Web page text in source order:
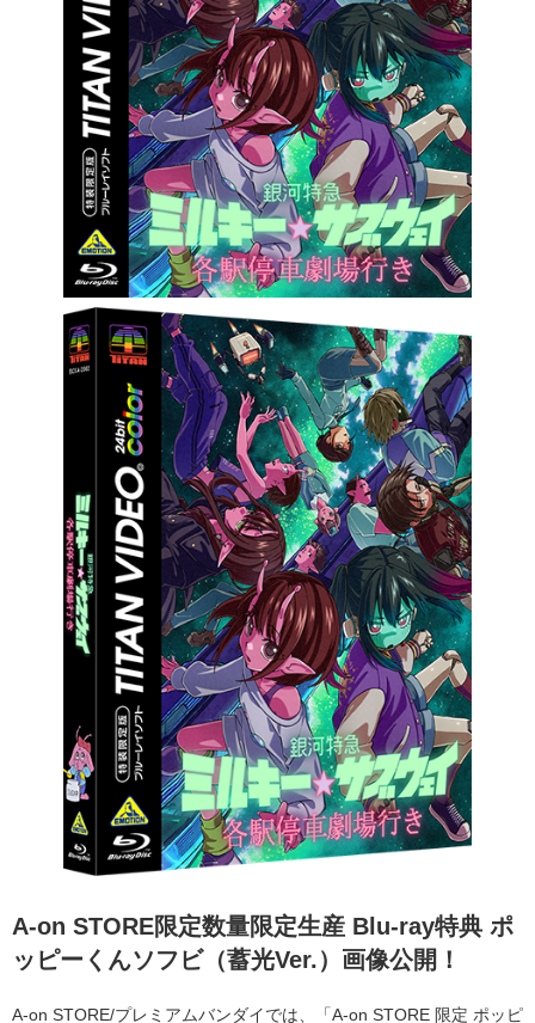
A-on STORE限定数量限定生産 Blu-ray特典 ポ
ッピーくんソフビ（蓄光Ver.）画像公開！
A-on STORE/プレミアムバンダイでは、「A-on STORE 限定 ポッピ